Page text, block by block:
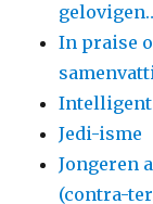
In praise
Intelligent
Jedi-isme
Jongeren
(contra-